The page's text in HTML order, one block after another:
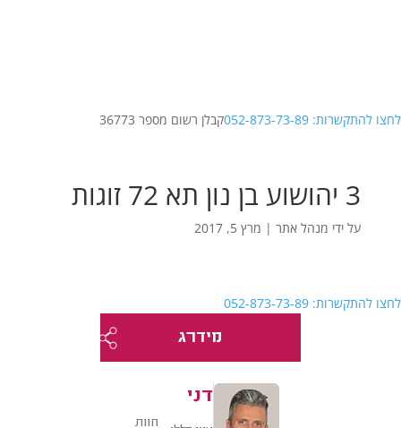
לחצו להתקשרות: 052-873-73-89 קבלן רשום מספר 36773
3 יהושוע בן נון תא 72 זוגות
על ידי מנהל אתר| מרץ 5, 2017
לחצו להתקשרות: 052-873-73-89